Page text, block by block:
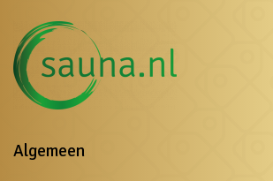
Algemeen